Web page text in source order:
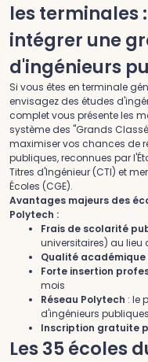
les terminales
intégrer une
d'ingénieurs
Si vous êtes en terminale
envisagez des études
complet vous présente les
système des "Grands
maximiser vos chances de
publiques, reconnues par
Titres d'Ingénieur (CTI) et
Écoles (CGE).
Avantages majeurs des
Polytech :
Frais de scolarité
universitaires) au lieu
Qualité académique
Forte insertion
mois
Réseau Polytech : le
d'ingénieurs publiques
Inscription gratuite
Les 35 écoles